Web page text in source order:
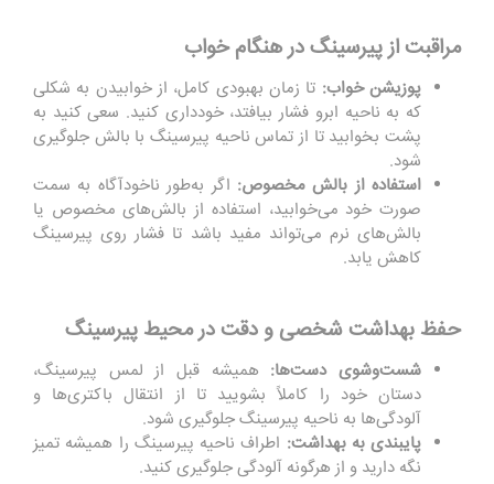
مراقبت از پیرسینگ در هنگام خواب
پوزیشن خواب: تا زمان بهبودی کامل، از خوابیدن به شکلی
که به ناحیه ابرو فشار بیافتد، خودداری کنید. سعی کنید به
پشت بخوابید تا از تماس ناحیه پیرسینگ با بالش جلوگیری
شود.
استفاده از بالش مخصوص: اگر به‌طور ناخودآگاه به سمت
صورت خود می‌خوابید، استفاده از بالش‌های مخصوص یا
بالش‌های نرم می‌تواند مفید باشد تا فشار روی پیرسینگ
کاهش یابد.
حفظ بهداشت شخصی و دقت در محیط پیرسینگ
شست‌وشوی دست‌ها: همیشه قبل از لمس پیرسینگ،
دستان خود را کاملاً بشویید تا از انتقال باکتری‌ها و
آلودگی‌ها به ناحیه پیرسینگ جلوگیری شود.
پایبندی به بهداشت: اطراف ناحیه پیرسینگ را همیشه تمیز
نگه دارید و از هرگونه آلودگی جلوگیری کنید.